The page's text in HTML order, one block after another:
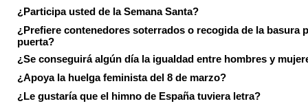
¿Participa usted de la Semana Santa?
¿Prefiere contenedores soterrados o recogida de la basura
puerta?
¿Se conseguirá algún día la igualdad entre hombres y
¿Apoya la huelga feminista del 8 de marzo?
¿Le gustaría que el himno de España tuviera letra?